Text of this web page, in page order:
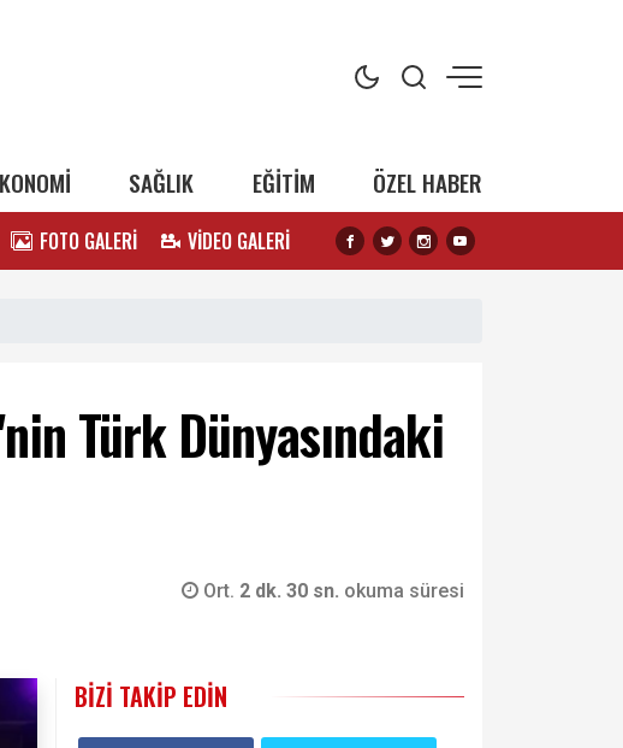
SAĞLIK EĞİTİM ÖZEL HABER
FOTO GALERİ VİDEO GALERİ
Türk Dünyasındaki
Ort. 2 dk. 30 sn. okuma süresi
BIZI TAKIP EDIN